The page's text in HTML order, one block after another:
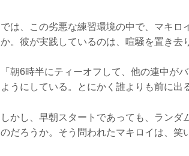
では、この劣悪な練習環境の中で、マキ
か。彼が実践しているのは、喧騒を置き去
「朝6時半にティーオフして、他の連中が
ようにしている。とにかく誰よりも前に出
しかし、早朝スタートであっても、ラン
のだろうか。そう問われたマキロイは、笑